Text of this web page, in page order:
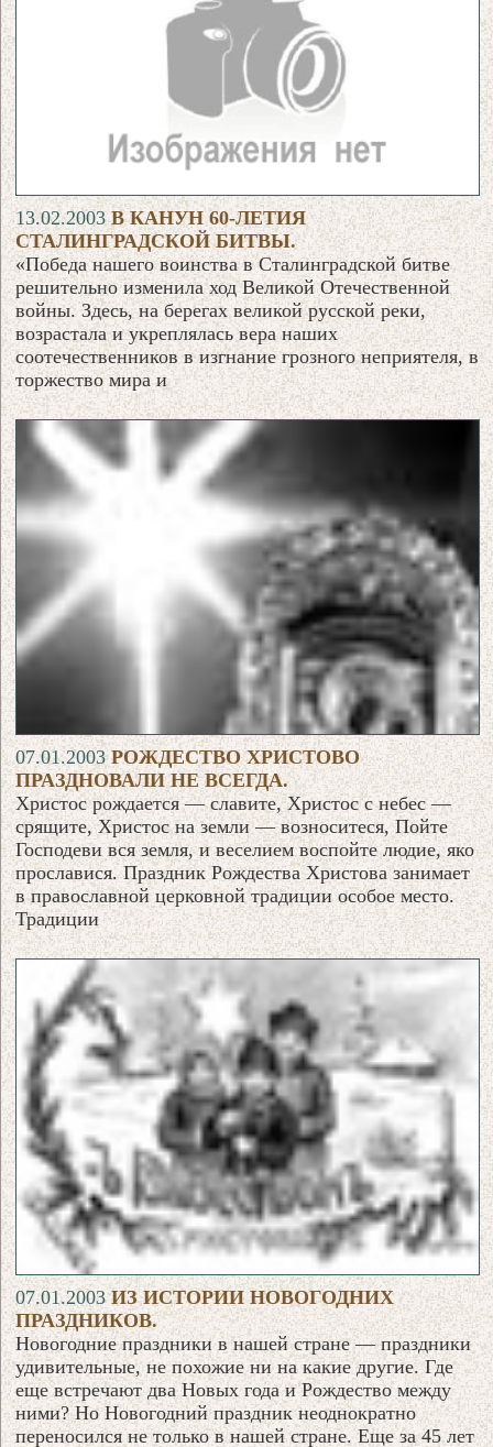
13.02.2003В КАНУН 60-ЛЕТИЯ
СТАЛИНГРАДСКОЙ БИТВЫ.
«Победа нашего воинства в Сталинградской битве
решительно изменила ход Великой Отечественной
войны. Здесь, на берегах великой русской реки,
возрастала и укреплялась вера наших
соотечественников в изгнание грозного неприятеля, в
торжество мира и
07.01.2003РОЖДЕСТВО ХРИСТОВО
ПРАЗДНОВАЛИ НЕ ВСЕГДА.
Христос рождается — славите, Христос с небес —
срящите, Христос на земли — возноситеся, Пойте
Господеви вся земля, и веселием воспойте людие, яко
прославися. Праздник Рождества Христова занимает
в православной церковной традиции особое место.
Традиции
07.01.2003ИЗ ИСТОРИИ НОВОГОДНИХ
ПРАЗДНИКОВ.
Новогодние праздники в нашей стране — праздники
удивительные, не похожие ни на какие другие. Где
еще встречают два Новых года и Рождество между
ними? Но Новогодний праздник неоднократно
переносился не только в нашей стране. Еще за 45 лет